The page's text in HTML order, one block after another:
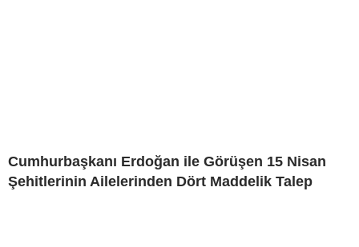
Cumhurbaşkanı Erdoğan ile Görüşen 15 Nisan
Şehitlerinin Ailelerinden Dört Maddelik Talep